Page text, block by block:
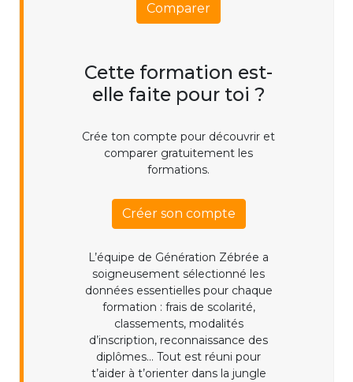
Comparer
Cette formation est-
elle faite pour toi ?
Crée ton compte pour découvrir et
comparer gratuitement les
formations.
Créer son compte
L’équipe de Génération Zébrée a
soigneusement sélectionné les
données essentielles pour chaque
formation : frais de scolarité,
classements, modalités
d’inscription, reconnaissance des
diplômes... Tout est réuni pour
t’aider à t’orienter dans la jungle